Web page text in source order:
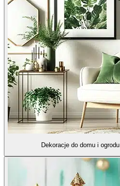
Dekoracje do domu i ogrodu